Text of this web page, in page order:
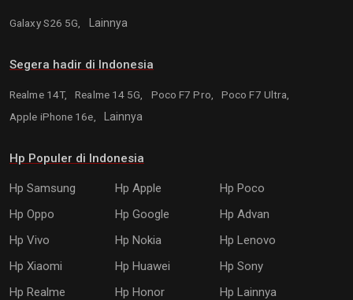
Galaxy S26 5G, Lainnya
Segera hadir di Indonesia
Realme 14T, Realme 14 5G, Poco F7 Pro,
Poco F7 Ultra,
Apple iPhone 16e,
Lainnya
Hp Populer di Indonesia
Hp Samsung Hp Apple
Hp Poco
Hp Oppo
Hp Google
Hp Advan
Hp Vivo
Hp Nokia
Hp Lenovo
Hp Xiaomi
Hp Huawei
Hp Sony
Hp Realme
Hp Honor Hp Lainnya